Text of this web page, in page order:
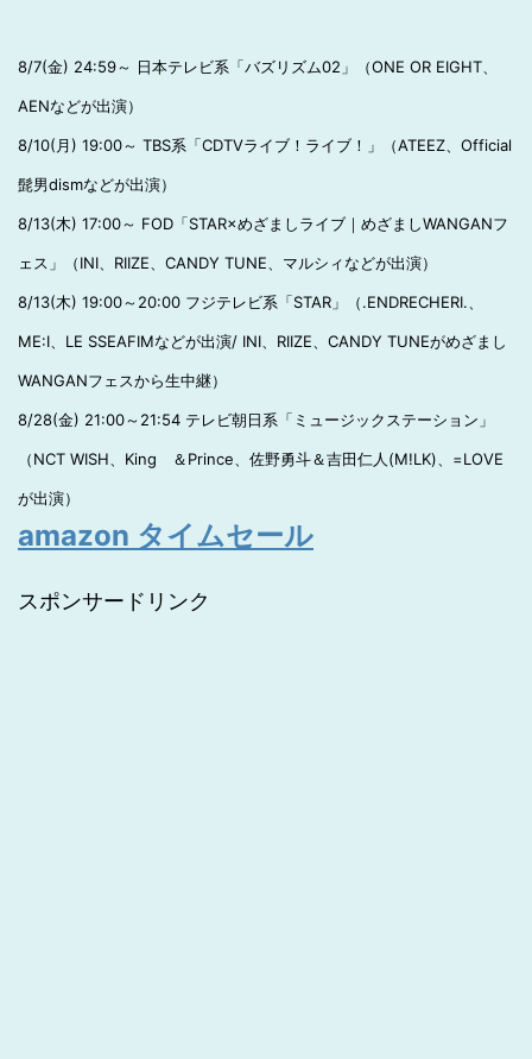
8/7(金) 24:59～ 日本テレビ系「バズリズム02」（ONE OR EIGHT、
AENなどが出演）
8/10(月) 19:00～ TBS系「CDTVライブ！ライブ！」（ATEEZ、Official
髭男dismなどが出演）
8/13(木) 17:00～ FOD「STAR×めざましライブ｜めざましWANGANフ
ェス」（INI、RIIZE、CANDY TUNE、マルシィなどが出演）
8/13(木) 19:00～20:00 フジテレビ系「STAR」（.ENDRECHERI.、
ME:I、LE SSEAFIMなどが出演/ INI、RIIZE、CANDY TUNEがめざまし
WANGANフェスから生中継）
8/28(金) 21:00～21:54 テレビ朝日系「ミュージックステーション」
（NCT WISH、King ＆Prince、佐野勇斗＆吉田仁人(M!LK)、=LOVE
が出演）
amazon タイムセール
スポンサードリンク